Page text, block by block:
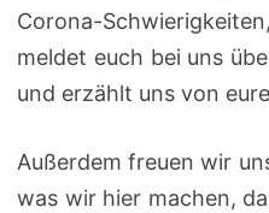
Corona-
meldet euch bei uns
und erzählt uns von
Außerdem freuen wir
was wir hier machen,